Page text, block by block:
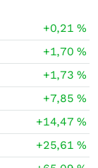
+0,21%
+1,70%
+1,73%
+7,85%
+14,47%
+25,61%